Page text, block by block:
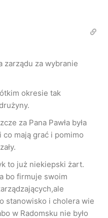
zarządu za wybranie
okresie tak
za Pana Pawła była
co mają grać i pomimo
to już niekiepski żart.
bo firmuje swoim
stanowisko i cholera wie
w Radomsku nie było